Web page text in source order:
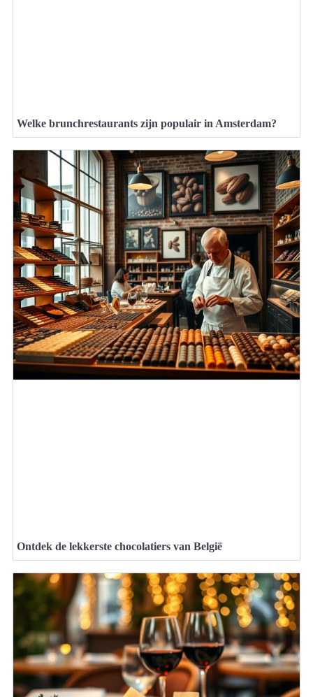
Welke brunchrestaurants zijn populair in Amsterdam?
Ontdek de lekkerste chocolatiers van België